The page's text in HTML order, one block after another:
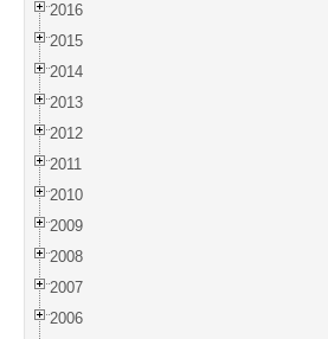
2016
2015
2014
2013
2012
2011
2010
2009
2008
2007
2006